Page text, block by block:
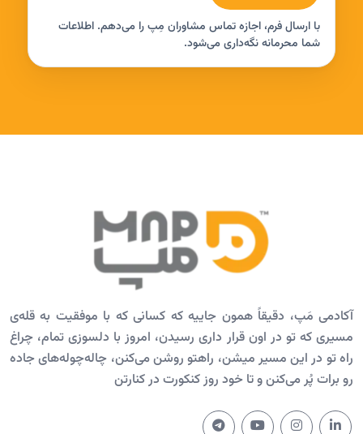
با ارسال فرم، اجازه تماس مشاوران مِپ را می‌دهم. اطلاعات
شما محرمانه نگه‌داری می‌شود.
آکادمی مَپ، دقیقاً همون جاییه که کسانی که با موفقیت به قله‌ی
مسیری که تو در اون قرار داری رسیدن، امروز با دلسوزی تمام، چراغ
راه تو در این مسیر میشن، راهتو روشن می‌کنن، چاله‌چوله‌های جاده
رو برات پُر می‌کنن و تا خود روز کنکورت در کنارتن